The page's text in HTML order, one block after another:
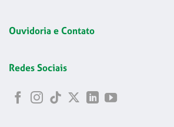
Ouvidoria e Contato
Redes Sociais